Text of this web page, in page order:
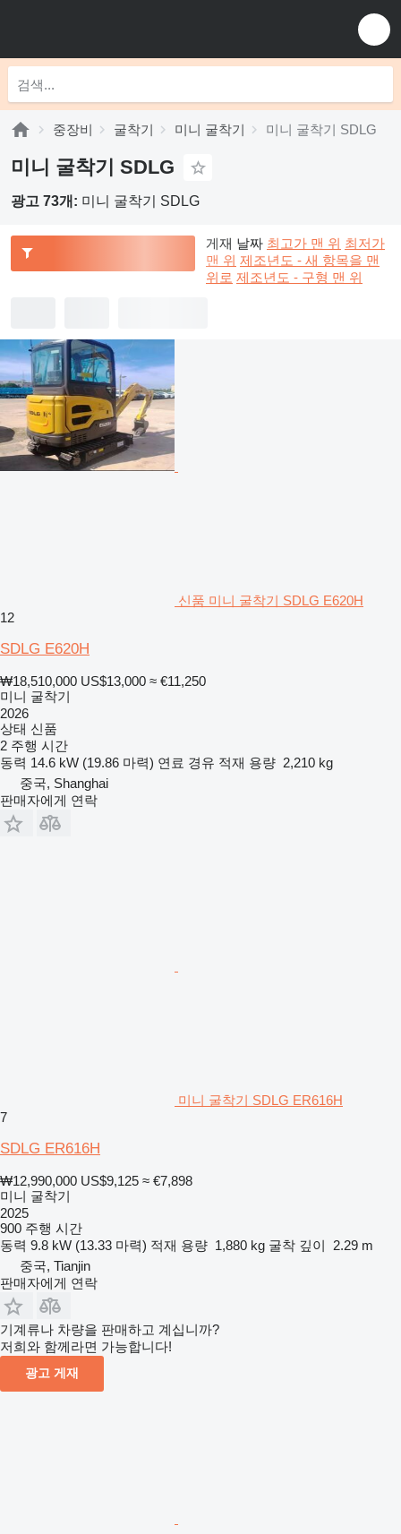
중장비 굴착기 미니 굴착기 미니 굴착기 SDLG
미니 굴착기 SDLG
광고 73개: 미니 굴착기 SDLG
게재 날짜 최고가 맨 위 최저가
맨 위 제조년도 - 새 항목을 맨
위로 제조년도 - 구형 맨 위
신품 미니 굴착기 SDLG E620H
12
SDLG E620H
₩18,510,000 US$13,000 ≈ €11,250
미니 굴착기
2026
상태 신품
2 주행 시간
동력 14.6 kW (19.86 마력) 연료 경유 적재 용량 2,210 kg
중국, Shanghai
판매자에게 연락
미니 굴착기 SDLG ER616H
7
SDLG ER616H
₩12,990,000 US$9,125 ≈ €7,898
미니 굴착기
2025
900 주행 시간
동력 9.8 kW (13.33 마력) 적재 용량 1,880 kg 굴착 깊이
2.29 m
중국, Tianjin
판매자에게 연락
기계류나 차량을 판매하고 계십니까?
저희와 함께라면 가능합니다!
광고 게재